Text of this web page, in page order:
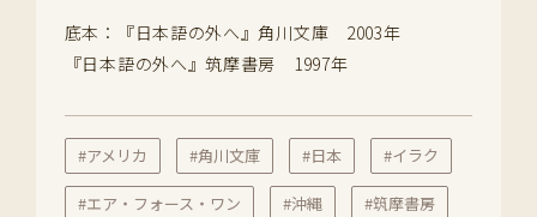
底本：『日本語の外へ』角川文庫 2003年
『日本語の外へ』筑摩書房 1997年
#アメリカ #角川文庫 #日本 #イラク
#エア・フォース・ワン #沖縄 #筑摩書房